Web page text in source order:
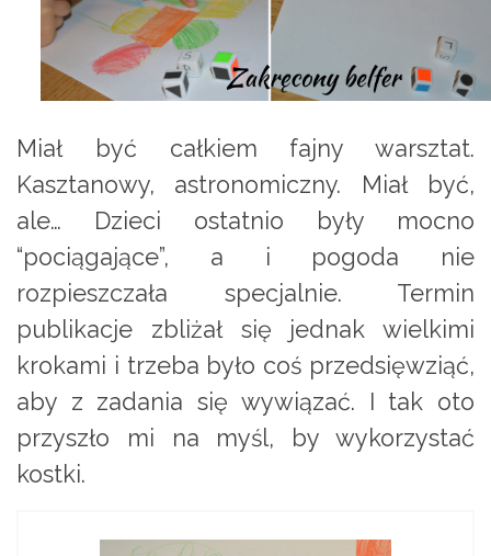
Miał być całkiem fajny warsztat.
Kasztanowy, astronomiczny. Miał być,
ale… Dzieci ostatnio były mocno
“pociągające”, a i pogoda nie
rozpieszczała specjalnie. Termin
publikacje zbliżał się jednak wielkimi
krokami i trzeba było coś przedsięwziąć,
aby z zadania się wywiązać. I tak oto
przyszło mi na myśl, by wykorzystać
kostki.